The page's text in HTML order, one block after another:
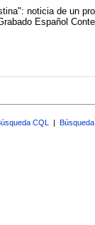
noticia de un
Español
CQL |